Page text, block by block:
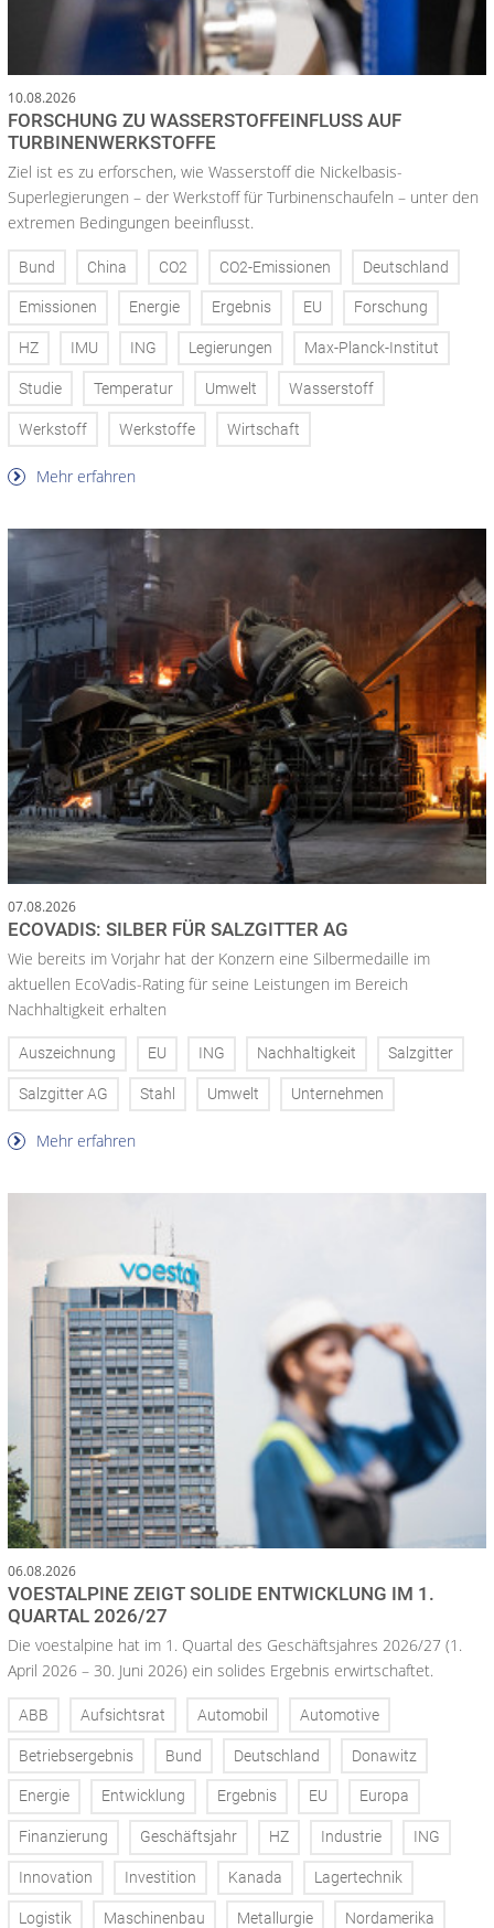
10.08.2026
FORSCHUNG ZU WASSERSTOFFEINFLUSS AUF
TURBINENWERKSTOFFE
Ziel ist es zu erforschen, wie Wasserstoff die Nickelbasis-
Superlegierungen – der Werkstoff für Turbinenschaufeln – unter den
extremen Bedingungen beeinflusst.
Bund China CO2 CO2-Emissionen Deutschland
Emissionen Energie Ergebnis EU Forschung
HZ IMU ING Legierungen Max-Planck-Institut
Studie Temperatur Umwelt Wasserstoff
Werkstoff Werkstoffe Wirtschaft
Mehr erfahren
07.08.2026
ECOVADIS: SILBER FÜR SALZGITTER AG
Wie bereits im Vorjahr hat der Konzern eine Silbermedaille im
aktuellen EcoVadis-Rating für seine Leistungen im Bereich
Nachhaltigkeit erhalten
Auszeichnung EU ING Nachhaltigkeit Salzgitter
Salzgitter AG Stahl Umwelt Unternehmen
Mehr erfahren
06.08.2026
VOESTALPINE ZEIGT SOLIDE ENTWICKLUNG IM 1.
QUARTAL 2026/27
Die voestalpine hat im 1. Quartal des Geschäftsjahres 2026/27 (1.
April 2026 – 30. Juni 2026) ein solides Ergebnis erwirtschaftet.
ABB Aufsichtsrat Automobil Automotive
Betriebsergebnis Bund Deutschland Donawitz
Energie Entwicklung Ergebnis EU Europa
Finanzierung Geschäftsjahr HZ Industrie ING
Innovation Investition Kanada Lagertechnik
Logistik Maschinenbau Metallurgie Nordamerika